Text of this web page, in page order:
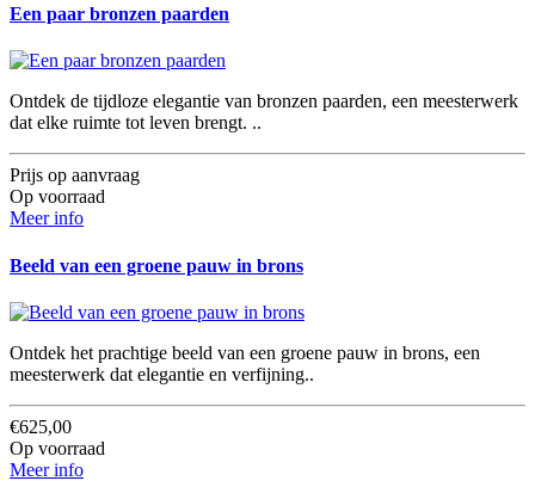
Een paar bronzen paarden
Ontdek de tijdloze elegantie van bronzen paarden, een meesterwerk
dat elke ruimte tot leven brengt. ..
Prijs op aanvraag
Op voorraad
Meer info
Beeld van een groene pauw in brons
Ontdek het prachtige beeld van een groene pauw in brons, een
meesterwerk dat elegantie en verfijning..
€625,00
Op voorraad
Meer info